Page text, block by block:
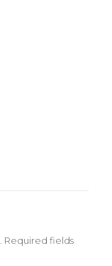
Required fields